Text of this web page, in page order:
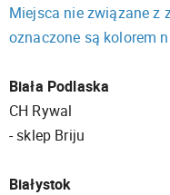
Miejsca nie związane z
oznaczone są kolorem
Biała Podlaska
CH Rywal
- sklep Briju
Białystok